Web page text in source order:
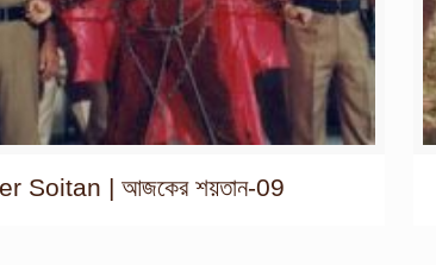
Soitan | আজকের শয়তান-09